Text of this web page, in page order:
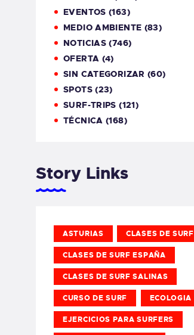
EVENTOS (163)
MEDIO AMBIENTE (83)
NOTICIAS (746)
OFERTA (4)
SIN CATEGORIZAR (60)
SPOTS(23)
SURF-TRIPS (121)
TÉCNICA (168)
Story Links
ASTURIAS CLASES DE SURF
CLASES DE SURF ESPAÑA
CLASES DE SURF SALINAS
CURSO DE SURF ECOLOGIA
EJERCICIOS PARA SURFERS